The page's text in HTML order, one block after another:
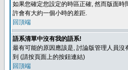
如果您確定您設定的時區正確, 然而版面
許會有大約一個小時的差距.
回頂端
語系清單中沒有我的語系!
最有可能的原因應該是, 討論版管理人員
到 (請按頁面上的按鈕連結)
回頂端